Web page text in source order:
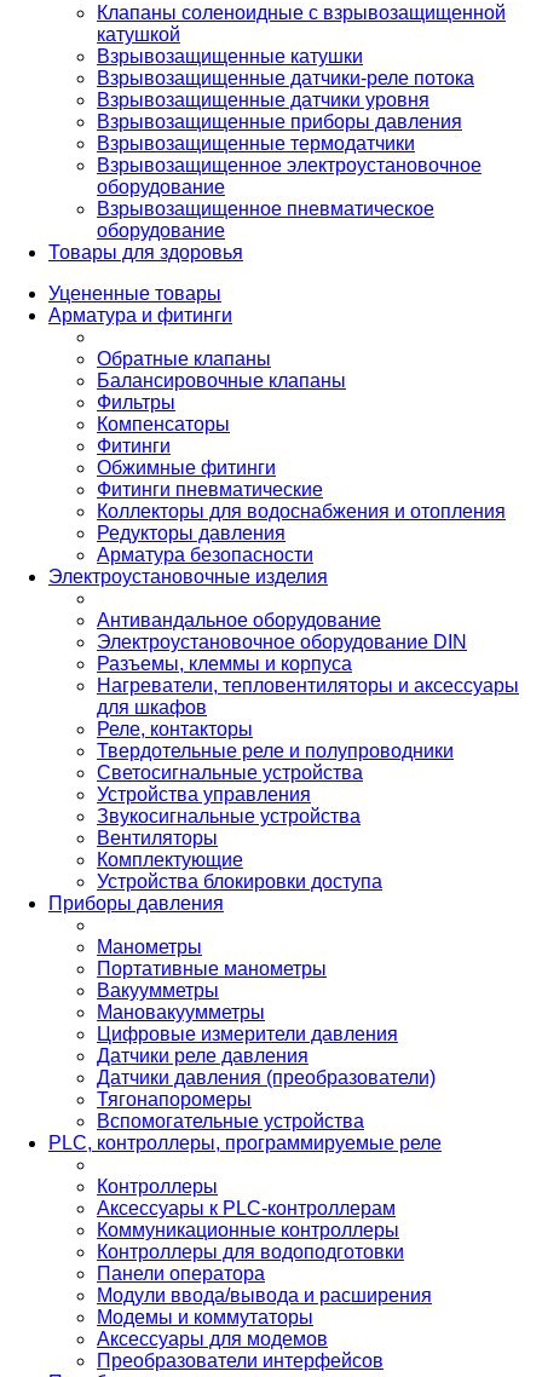
Клапаны соленоидные с взрывозащищенной
катушкой
Взрывозащищенные катушки
Взрывозащищенные датчики-реле потока
Взрывозащищенные датчики уровня
Взрывозащищенные приборы давления
Взрывозащищенные термодатчики
Взрывозащищенное электроустановочное
оборудование
Взрывозащищенное пневматическое
оборудование
Товары для здоровья
Уцененные товары
Арматура и фитинги
Обратные клапаны
Балансировочные клапаны
Фильтры
Компенсаторы
Фитинги
Обжимные фитинги
Фитинги пневматические
Коллекторы для водоснабжения и отопления
Редукторы давления
Арматура безопасности
Электроустановочные изделия
Антивандальное оборудование
Электроустановочное оборудование DIN
Разъемы, клеммы и корпуса
Нагреватели, тепловентиляторы и аксессуары
для шкафов
Реле, контакторы
Твердотельные реле и полупроводники
Светосигнальные устройства
Устройства управления
Звукосигнальные устройства
Вентиляторы
Комплектующие
Устройства блокировки доступа
Приборы давления
Манометры
Портативные манометры
Вакуумметры
Мановакуумметры
Цифровые измерители давления
Датчики реле давления
Датчики давления (преобразователи)
Тягонапоромеры
Вспомогательные устройства
PLС, контроллеры, программируемые реле
Контроллеры
Аксессуары к PLC-контроллерам
Коммуникационные контроллеры
Контроллеры для водоподготовки
Панели оператора
Модули ввода/вывода и расширения
Модемы и коммутаторы
Аксессуары для модемов
Преобразователи интерфейсов